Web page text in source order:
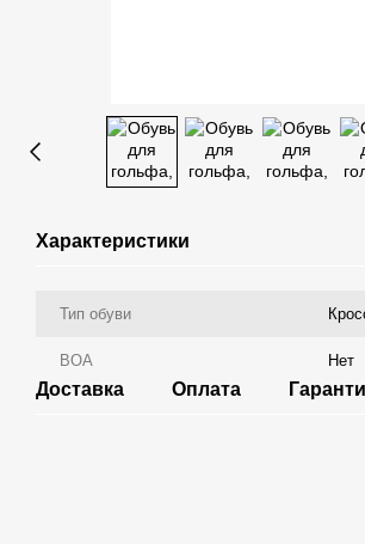
Характеристики
Тип обуви
ВОА Нет
Доставка Оплата